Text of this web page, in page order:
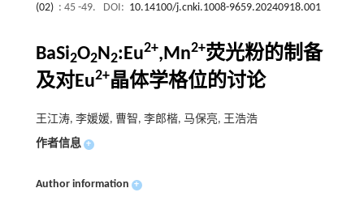
(02) : 45 -49. DOI: 10.14100/j.cnki.1008-9659.20240918.001
BaSi2O2N 2:Eu2+,Mn2+荧光粉的制备
及对Eu2+晶体学格位的讨论
王江涛, 李媛媛, 曹智, 李郎楷, 马保亮, 王浩浩
作者信息 +
Author information +